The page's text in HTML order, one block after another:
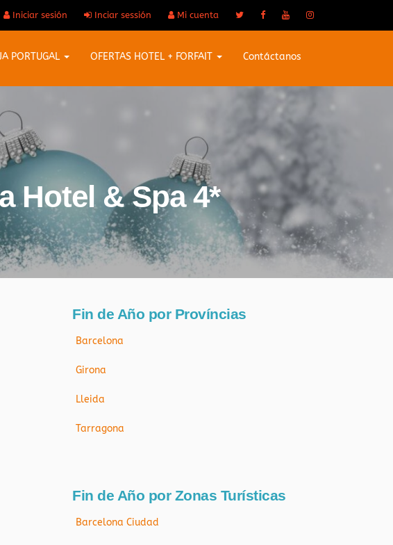
Iniciar sesión Inciar sessión Mi cuenta
PORTUGAL OFERTAS HOTEL + FORFAIT Contáctanos
Hotel & Spa 4*
Fin de Año por Províncias
Barcelona
Girona
Lleida
Tarragona
Fin de Año por Zonas Turísticas
Barcelona Ciudad